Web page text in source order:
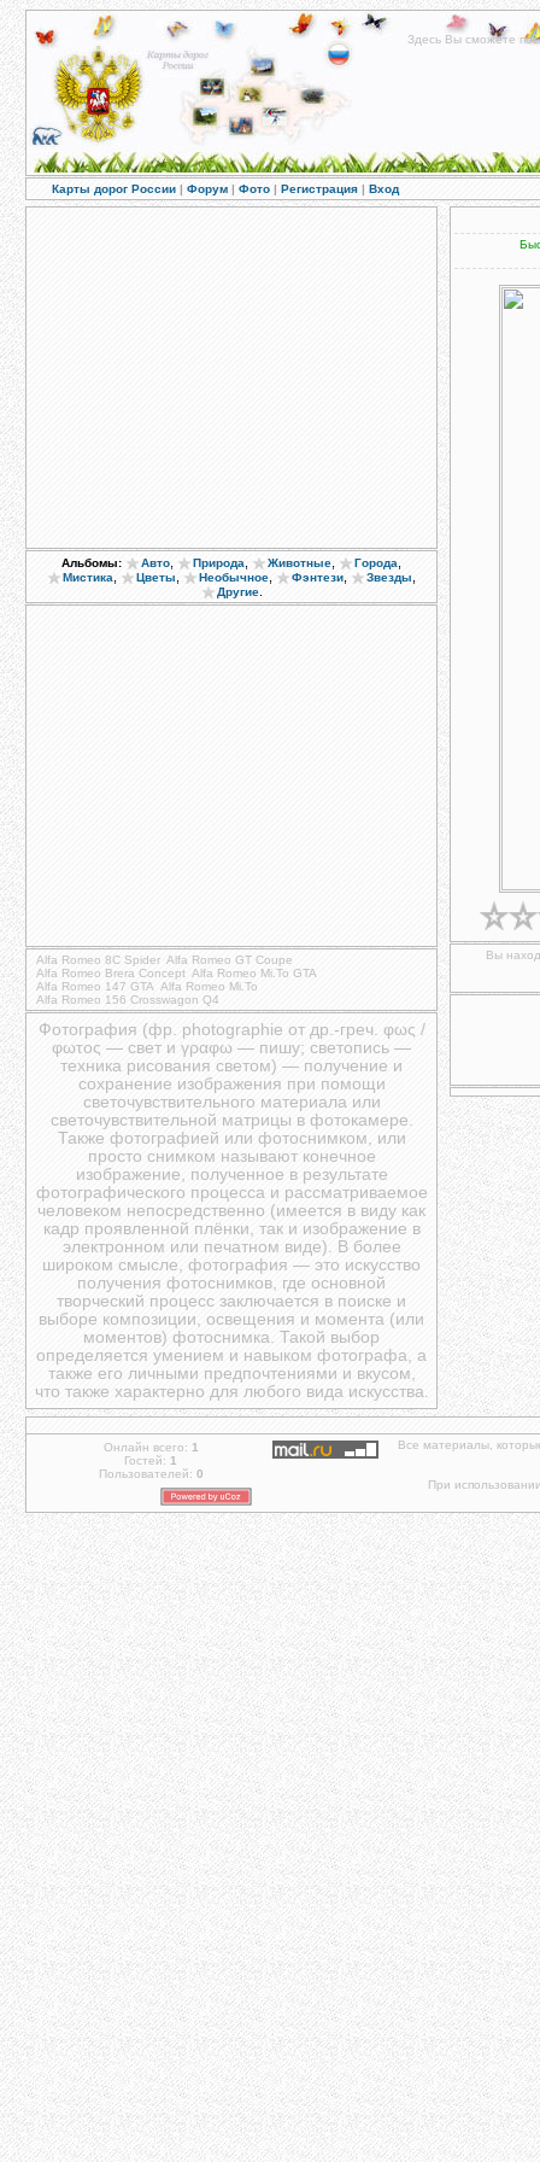
Здесь Вы сможете
Карты дорог России | Форум | Фото | Регистрация | Вход
Альбомы: Авто Природа Животные Города
Мистика Цветы Необычное Фэнтези Звезды
Другие.
Alfa Romeo 8C Spider Alfa Romeo GT Coupe
Alfa Romeo Brera Concept Alfa Romeo Mi.To GTA
Alfa Romeo 147 GTA Alfa Romeo Mi.To
Alfa Romeo 156 Crosswagon Q4
Фотография (фр. photographie от др.-греч. φως /
φωτος — свет и γραφω — пишу; светопись —
техника рисования светом) — получение и
сохранение изображения при помощи
светочувствительного материала или
светочувствительной матрицы в фотокамере.
Также фотографией или фотоснимком, или
просто снимком называют конечное
изображение, полученное в результате
фотографического процесса и рассматриваемое
человеком непосредственно (имеется в виду как
кадр проявленной плёнки, так и изображение в
электронном или печатном виде). В более
широком смысле, фотография — это искусство
получения фотоснимков, где основной
творческий процесс заключается в поиске и
выборе композиции, освещения и момента (или
моментов) фотоснимка. Такой выбор
определяется умением и навыком фотографа, а
также его личными предпочтениями и вкусом,
что также характерно для любого вида искусства.
Вы
Онлайн всего: 1
Гостей: 1
Пользователей: 0
Все материалы,
При